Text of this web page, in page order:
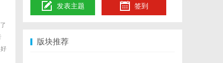
发表主题 签到
版块推荐